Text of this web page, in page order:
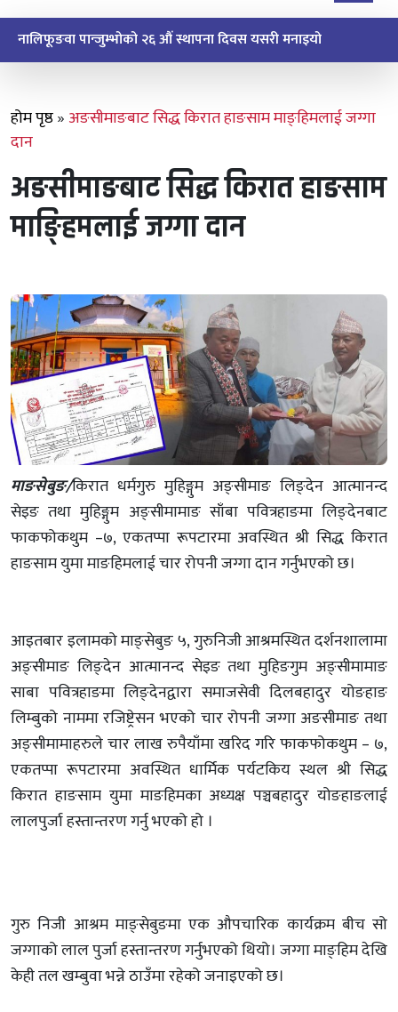
धार्मिक जागरण अभियान कार्यक्रम
होम पृष्ठ» अङसीमाङबाट सिद्ध किरात हाङसाम माङ्हिमलाई जग्गा
दान
अङसीमाङबाट सिद्ध किरात हाङसाम
माङ्हिमलाई जग्गा दान
माङसेबुङ/किरात धर्मगुरु मुहिङ्गुम अङ्सीमाङ लिङ्देन आत्मानन्द
सेइङ तथा मुहिङ्गुम अङ्सीमामाङ साँबा पवित्रहाङमा लिङ्देनबाट
फाकफोकथुम –७, एकतप्पा रूपटारमा अवस्थित श्री सिद्ध किरात
हाङसाम युमा माङहिमलाई चार रोपनी जग्गा दान गर्नुभएको छ।
आइतबार इलामको माङ्सेबुङ ५, गुरुनिजी आश्रमस्थित दर्शनशालामा
अङ्सीमाङ लिङ्देन आत्मानन्द सेइङ तथा मुहिङगुम अङ्सीमामाङ
साबा पवित्रहाङमा लिङ्देनद्वारा समाजसेवी दिलबहादुर योङहाङ
लिम्बुको नाममा रजिष्ट्रेसन भएको चार रोपनी जग्गा अङसीमाङ तथा
अङ्सीमामाहरुले चार लाख रुपैयाँमा खरिद गरि फाकफोकथुम – ७,
एकतप्पा रूपटारमा अवस्थित धार्मिक पर्यटकिय स्थल श्री सिद्ध
किरात हाङसाम युमा माङहिमका अध्यक्ष पञ्चबहादुर योङहाङलाई
लालपुर्जा हस्तान्तरण गर्नु भएको हो ।
गुरु निजी आश्रम माङ्सेबुङमा एक औपचारिक कार्यक्रम बीच सो
जग्गाको लाल पुर्जा हस्तान्तरण गर्नुभएको थियो। जग्गा माङ्हिम देखि
केही तल खम्बुवा भन्ने ठाउँमा रहेको जनाइएको छ।